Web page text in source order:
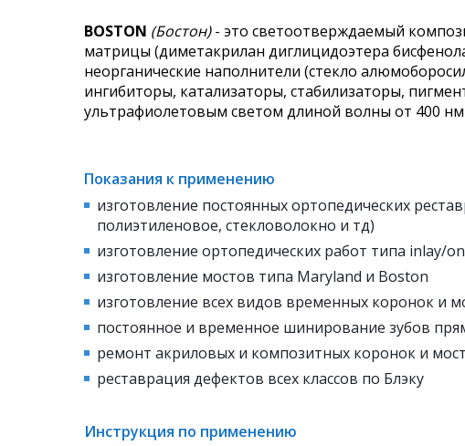
BOSTON (Бостон)- это светоотверждаемый
матрицы (диметакрилан диглицидоэтера
неорганические наполнители (стекло
ингибиторы, катализаторы, стабилизаторы,
ультрафиолетовым светом длиной волны от 400
Показания к применению
изготовление постоянных ортопедических
полиэтиленовое, стекловолокно и тд)
изготовление ортопедических работ типа inlay/
изготовление мостов типа Maryland и Boston
изготовление всех видов временных коронок и
постоянное и временное шинирование зубов
ремонт акриловых и композитных коронок и
реставрация дефектов всех классов по Блэку
Инструкция по применению